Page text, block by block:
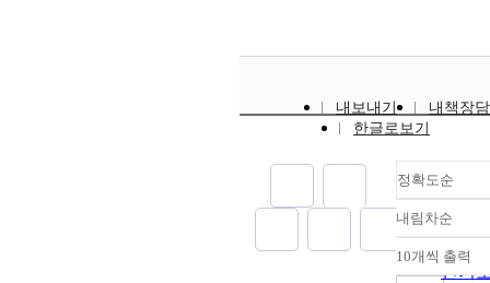
내보내기
내책장
한글로보기
정확도순
정확
순
인기
내림차순
내림
10개씩 출력